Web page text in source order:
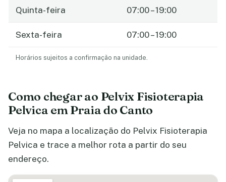
Quinta-feira 07:00 – 19:00
Sexta-feira 07:00 – 19:00
Horários sujeitos a confirmação na unidade.
Como chegar ao Pelvix Fisioterapia
Pelvica em Praia do Canto
Veja no mapa a localização do Pelvix Fisioterapia
Pelvica e trace a melhor rota a partir do seu
endereço.